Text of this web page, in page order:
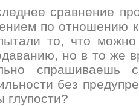
сравнение
по отношению
то, что можно
но в то же
без
глупости?